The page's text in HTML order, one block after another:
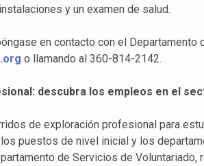
y un examen de salud.
en contacto con el
o llamando al 360-814-2142.
descubra los empleos en el
de exploración profesional para
puestos de nivel inicial y los
de Servicios de